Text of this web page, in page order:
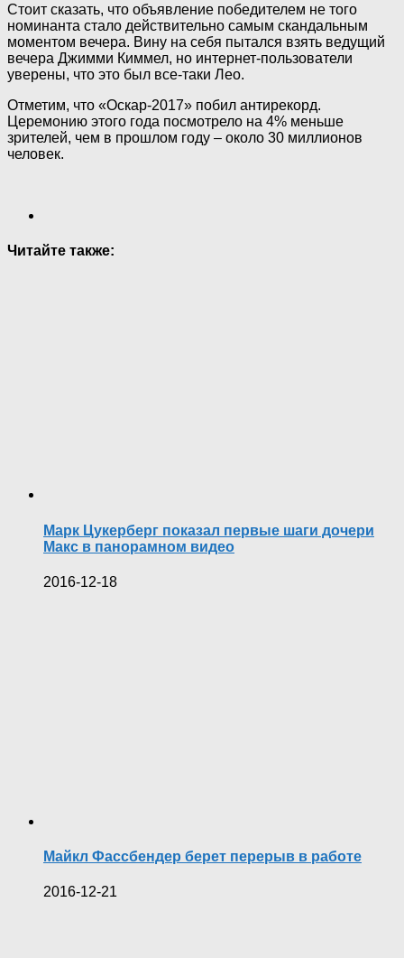
Стоит сказать, что объявление победителем не того
номинанта стало действительно самым скандальным
моментом вечера. Вину на себя пытался взять ведущий
вечера Джимми Киммел, но интернет-пользователи
уверены, что это был все-таки Лео.
Отметим, что «Оскар-2017» побил антирекорд.
Церемонию этого года посмотрело на 4% меньше
зрителей, чем в прошлом году – около 30 миллионов
человек.
Читайте также:
Марк Цукерберг показал первые шаги дочери
Макс в панорамном видео
2016-12-18
Майкл Фассбендер берет перерыв в работе
2016-12-21